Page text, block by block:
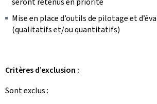
Mise en place d’outils de pilotage et
(qualitatifs et/ou quantitatifs)
Critères d’exclusion :
Sont exclus :